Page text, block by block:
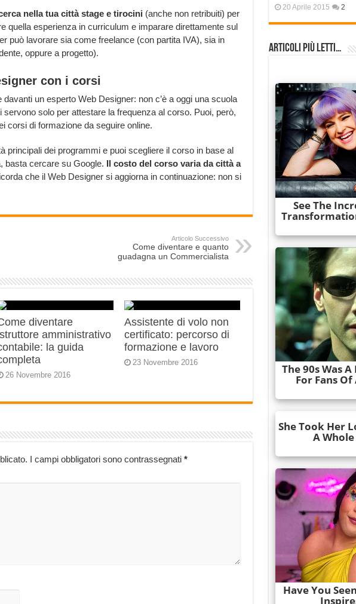
nella tua città stage e tirocini (anche non retribuiti) per
quella esperienza in curriculum e imparare direttamente sul
può lavorare sia come freelance (con partita IVA), sia in
oppure a progetto).
con i corsi
un esperto Web Designer: non c’è a oggi una scuola
solo per attestare la frequenza al corso. Puoi, però,
corsi di formazione da seguire online.
principali dei programmi e puoi scegliere il corso in base al
basta cercare su Google. Il costo del corso varia da città a
che il Web Designer si aggiorna in continuazione: non si
Articolo Successivo
Come diventare e quanto
guadagna un Commercialista
diventare
amministrativo
la guida
26 Novembre 2016
Assistente di volo non
certificato: percorso di
formazione e lavoro
23 Novembre 2016
I campi obbligatori sono contrassegnati *
20 Aprile 2015 2
Articoli più Letti…